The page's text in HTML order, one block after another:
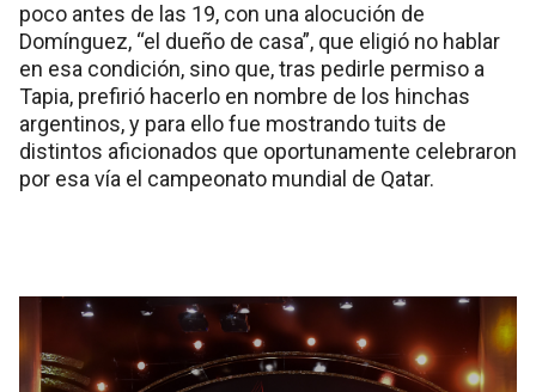
poco antes de las 19, con una alocución de
Domínguez, “el dueño de casa”, que eligió no hablar
en esa condición, sino que, tras pedirle permiso a
Tapia, prefirió hacerlo en nombre de los hinchas
argentinos, y para ello fue mostrando tuits de
distintos aficionados que oportunamente celebraron
por esa vía el campeonato mundial de Qatar.